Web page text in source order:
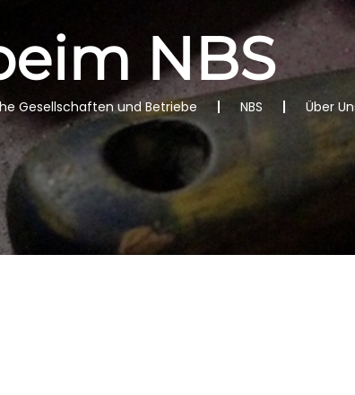
NBS
Gesellschaften und Betriebe NBS Über